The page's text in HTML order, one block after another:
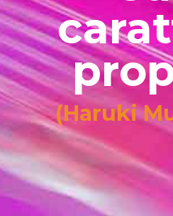
(Haruki